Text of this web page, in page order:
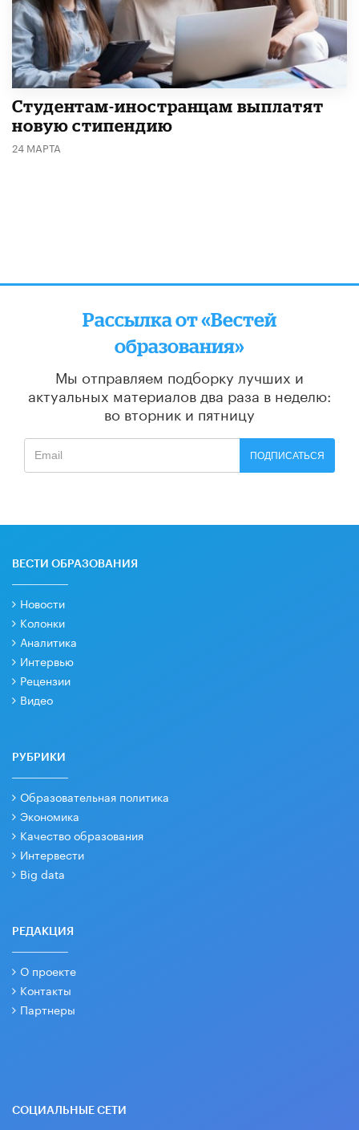
Студентам-иностранцам выплатят
новую стипендию
24 МАРТА
Рассылка от «Вестей
образования»
Мы отправляем подборку лучших и
актуальных материалов два раза в неделю:
во вторник и пятницу
ПОДПИСАТЬСЯ
ВЕСТИ ОБРАЗОВАНИЯ
Новости
Колонки
Аналитика
Интервью
Рецензии
Видео
РУБРИКИ
Образовательная политика
Экономика
Качество образования
Интервести
Big data
РЕДАКЦИЯ
О проекте
Контакты
Партнеры
СОЦИАЛЬНЫЕ СЕТИ